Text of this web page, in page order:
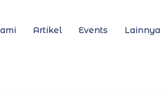
Artikel Events Lainnya